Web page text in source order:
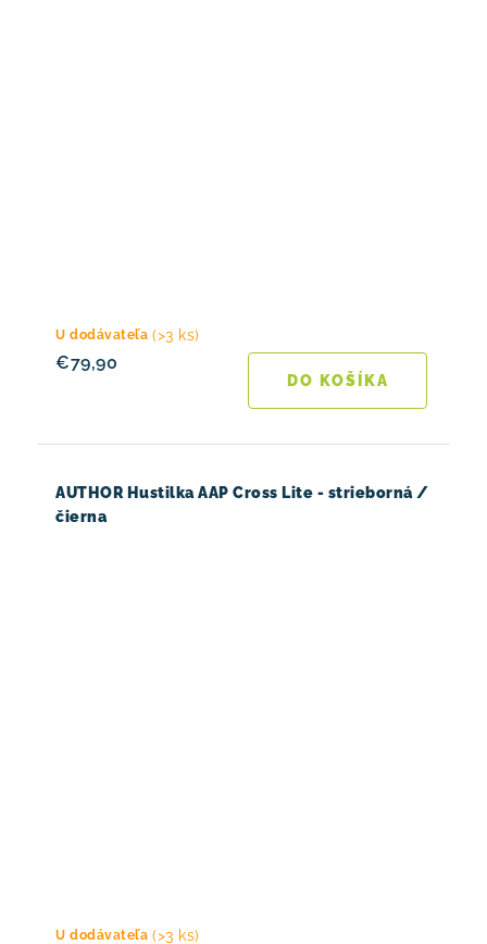
U dodávateľa (>3 ks)
€79,90
DO KOŠÍKA
AUTHOR Hustilka AAP Cross Lite - strieborná /
čierna
U dodávateľa (>3 ks)